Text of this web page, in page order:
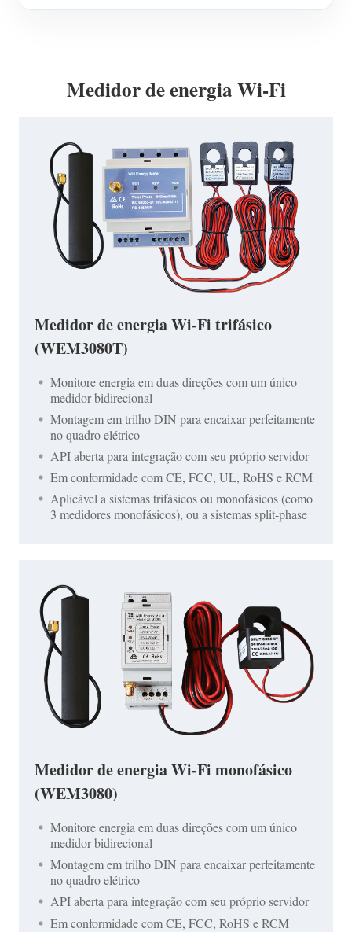
Medidor de energia Wi-Fi
Medidor de energia Wi-Fi trifásico
(WEM3080T)
Monitore energia em duas direções com um único
medidor bidirecional
Montagem em trilho DIN para encaixar perfeitamente
no quadro elétrico
API aberta para integração com seu próprio servidor
Em conformidade com CE, FCC, UL, RoHS e RCM
Aplicável a sistemas trifásicos ou monofásicos (como
3 medidores monofásicos), ou a sistemas split-phase
Medidor de energia Wi-Fi monofásico
(WEM3080)
Monitore energia em duas direções com um único
medidor bidirecional
Montagem em trilho DIN para encaixar perfeitamente
no quadro elétrico
API aberta para integração com seu próprio servidor
Em conformidade com CE, FCC, RoHS e RCM